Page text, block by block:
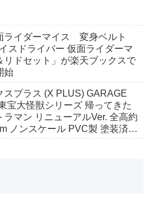
ライダーマイス 変身ベルト
スドライバー 仮面ライダーマ
リドセット」が楽天ブックスで
始
スプラス (X PLUS) GARAGE
宝大怪獣シリーズ 帰ってきた
ラマン リニューアルVer. 全高約
ノンスケール PVC製 塗装済み